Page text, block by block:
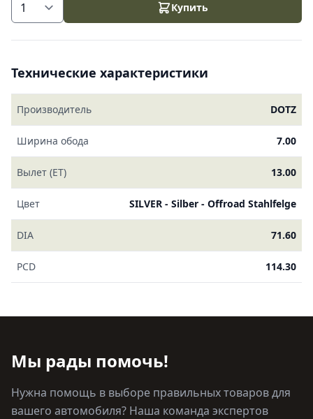
Купить
Технические характеристики
Производитель DOTZ
Ширина обода 7.00
Вылет (ET) 13.00
Цвет SILVER - Silber - Offroad Stahlfelge
DIA 71.60
PCD 114.30
Мы рады помочь!
Нужна помощь в выборе правильных товаров для
вашего автомобиля? Наша команда экспертов